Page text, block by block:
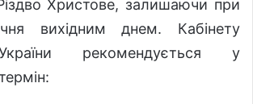
Христове, залишаючи при
вихідним днем. Кабінету
рекомендується у